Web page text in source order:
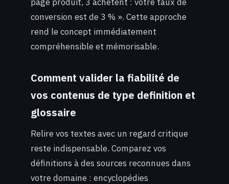
conversion est de 3 % ». Cette approche
rend le concept immédiatement
compréhensible et mémorisable.
Comment valider la fiabilité de
vos contenus de type definition et
glossaire
Relire vos textes avec un regard critique
reste indispensable. Comparez vos
définitions à des sources reconnues dans
votre domaine : encyclopédies